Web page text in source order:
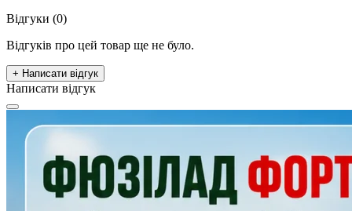
Відгуки (0)
Відгуків про цей товар ще не було.
+ Написати відгук
Написати відгук